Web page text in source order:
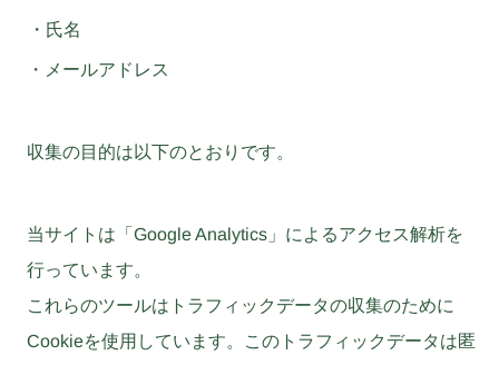
・氏名
・メールアドレス
収集の目的は以下のとおりです。
当サイトは「Google Analytics」によるアクセス解析を
行っています。
これらのツールはトラフィックデータの収集のために
Cookieを使用しています。このトラフィックデータは匿